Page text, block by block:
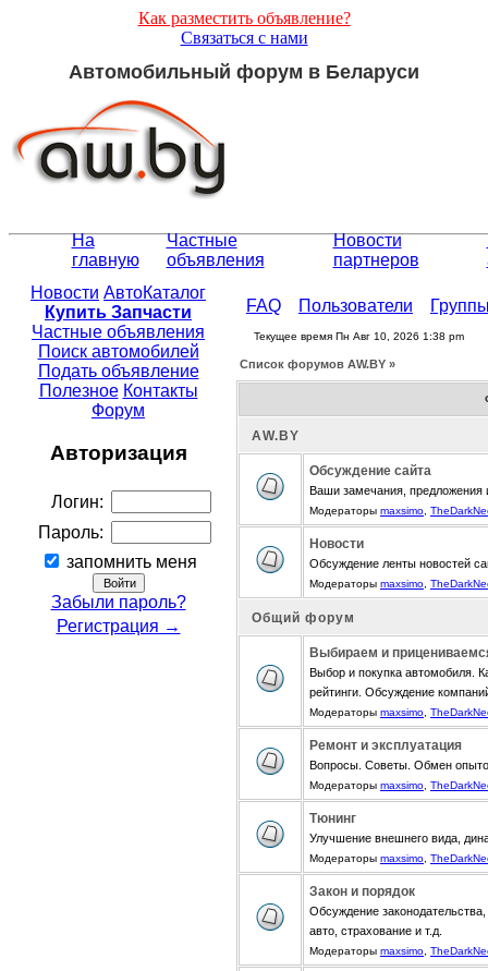
Как разместить объявление?
Связаться с нами
Автомобильный форум в Беларуси
На
главную
Частные
объявления
Новости
партнеров
Новости АвтоКаталог
Купить Запчасти
Частные объявления
Поиск автомобилей
Подать объявление
Полезное Контакты
Форум
Авторизация
Логин:
Пароль:
запомнить меня
Забыли пароль?
Регистрация →
FAQ Пользователи
Текущее время Пн Авг 10, 2026 1:38 pm
Список форумов АW.BY »
АW.BY
Обсуждение сайта
Ваши замечания, предложения
Модераторы maxsimo
Новости
Обсуждение ленты новостей
Модераторы maxsimo
Общий форум
Выбираем и
Выбор и покупка автомобиля.
рейтинги. Обсуждение
Модераторы maxsimo
Ремонт и эксплуатация
Вопросы. Советы. Обмен
Модераторы maxsimo
Тюнинг
Улучшение внешнего вида,
Модераторы maxsimo
Закон и порядок
Обсуждение
авто, страхование и т.д.
Модераторы maxsimo